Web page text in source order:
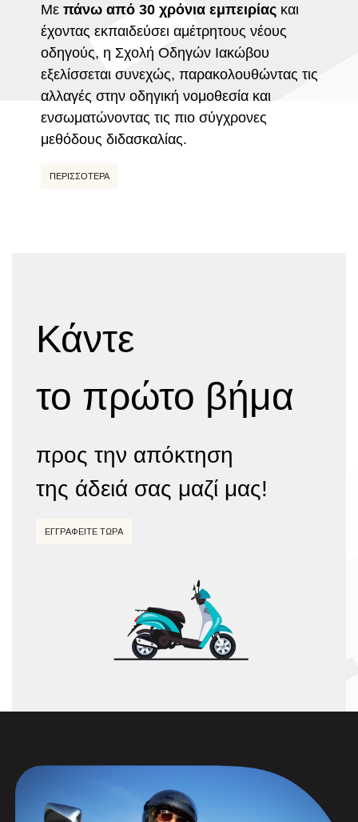
Με πάνω από 30 χρόνια εμπειρίαςκαι
έχοντας εκπαιδεύσει αμέτρητους νέους
οδηγούς, η Σχολή Οδηγών Ιακώβου
εξελίσσεται συνεχώς, παρακολουθώντας τις
αλλαγές στην οδηγική νομοθεσία και
ενσωματώνοντας τις πιο σύγχρονες
μεθόδους διδασκαλίας.
ΠΕΡΙΣΣΌΤΕΡΑ
Κάντε
το πρώτο βήμα
προς την απόκτηση
της άδειά σας μαζί μας!
ΕΓΓΡΑΦΕΙΤΕ ΤΩΡΑ